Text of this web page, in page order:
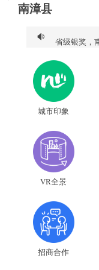
南漳县
省级银奖，
南漳参加
何必奔远方
城市印象
VR全景
招商合作